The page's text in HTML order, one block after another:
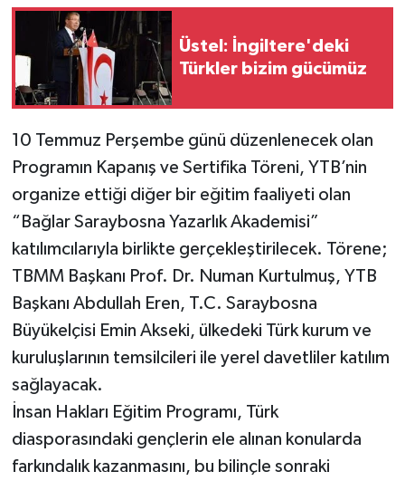
Üstel: İngiltere'deki
Türkler bizim gücümüz
10 Temmuz Perşembe günü düzenlenecek olan
Programın Kapanış ve Sertifika Töreni, YTB’nin
organize ettiği diğer bir eğitim faaliyeti olan
“Bağlar Saraybosna Yazarlık Akademisi”
katılımcılarıyla birlikte gerçekleştirilecek. Törene;
TBMM Başkanı Prof. Dr. Numan Kurtulmuş, YTB
Başkanı Abdullah Eren, T.C. Saraybosna
Büyükelçisi Emin Akseki, ülkedeki Türk kurum ve
kuruluşlarının temsilcileri ile yerel davetliler katılım
sağlayacak.
İnsan Hakları Eğitim Programı, Türk
diasporasındaki gençlerin ele alınan konularda
farkındalık kazanmasını, bu bilinçle sonraki